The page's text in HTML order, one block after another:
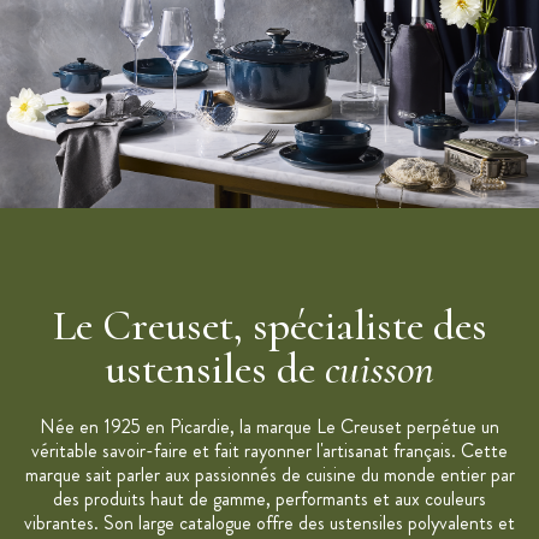
Le Creuset, spécialiste des
ustensiles de cuisson
Née en 1925 en Picardie, la marque Le Creuset perpétue un
véritable savoir-faire et fait rayonner l'artisanat français. Cette
marque sait parler aux passionnés de cuisine du monde entier par
des produits haut de gamme, performants et aux couleurs
vibrantes. Son large catalogue offre des ustensiles polyvalents et